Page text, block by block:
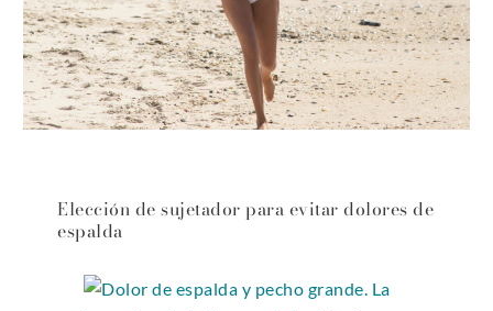
Elección de sujetador para evitar dolores de
espalda